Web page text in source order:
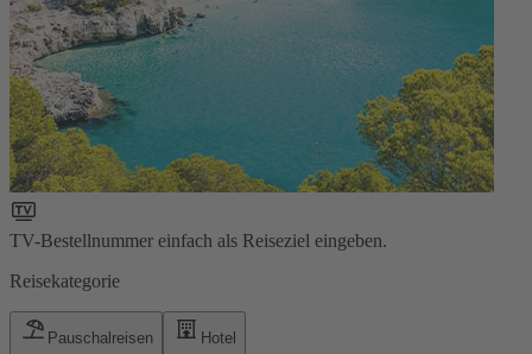
TV-Bestellnummer einfach als Reiseziel eingeben.
Reisekategorie
Pauschalreisen Hotel